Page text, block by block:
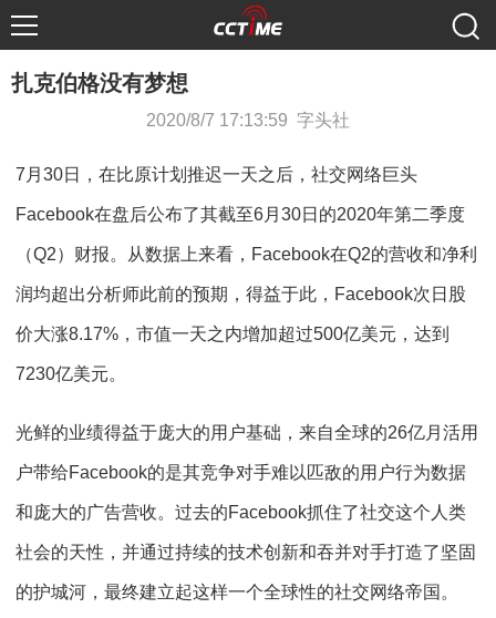
扎克伯格没有梦想
2020/8/7 17:13:59 字头社
7月30日，在比原计划推迟一天之后，社交网络巨头
Facebook在盘后公布了其截至6月30日的2020年第二季度
（Q2）财报。从数据上来看，Facebook在Q2的营收和净利
润均超出分析师此前的预期，得益于此，Facebook次日股
价大涨8.17%，市值一天之内增加超过500亿美元，达到
7230亿美元。
光鲜的业绩得益于庞大的用户基础，来自全球的26亿月活用
户带给Facebook的是其竞争对手难以匹敌的用户行为数据
和庞大的广告营收。过去的Facebook抓住了社交这个人类
社会的天性，并通过持续的技术创新和吞并对手打造了坚固
的护城河，最终建立起这样一个全球性的社交网络帝国。